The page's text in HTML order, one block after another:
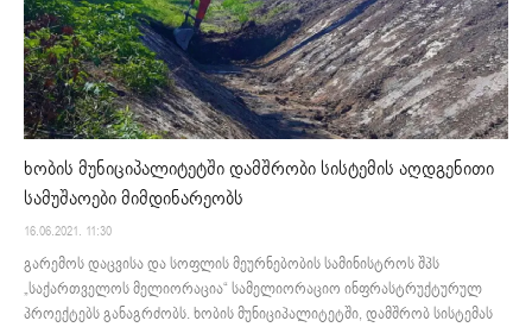
ხობის მუნიციპალიტეტში დამშრობი სისტემის აღდგენითი
სამუშაოები მიმდინარეობს
16.06.2021. 11:30
გარემოს დაცვისა და სოფლის მეურნებობის სამინისტროს შპს
„საქართველოს მელიორაცია“ სამელიორაციო ინფრასტრუქტურულ
პროექტებს განაგრძობს. ხობის მუნიციპალიტეტში, დამშრობ სისტემას